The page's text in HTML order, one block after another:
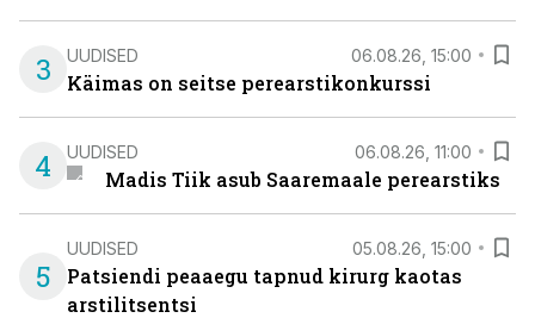
3 UUDISED 06.08.26, 15:00
Käimas on seitse perearstikonkurssi
4 UUDISED 06.08.26, 11:00
Madis Tiik asub Saaremaale perearstiks
5
UUDISED 05.08.26, 15:00
Patsiendi peaaegu tapnud kirurg kaotas
arstilitsentsi